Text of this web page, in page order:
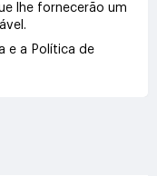
lhe fornecerão um
e a Política de